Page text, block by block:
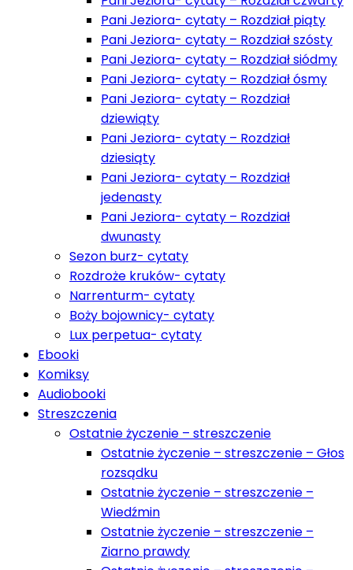
Pani Jeziora- cytaty – Rozdział piąty
Pani Jeziora- cytaty – Rozdział szósty
Pani Jeziora- cytaty – Rozdział siódmy
Pani Jeziora- cytaty – Rozdział ósmy
Pani Jeziora- cytaty – Rozdział
dziewiąty
Pani Jeziora- cytaty – Rozdział
dziesiąty
Pani Jeziora- cytaty – Rozdział
jedenasty
Pani Jeziora- cytaty – Rozdział
dwunasty
Sezon burz- cytaty
Rozdroże kruków- cytaty
Narrenturm- cytaty
Boży bojownicy- cytaty
Lux perpetua- cytaty
Ebooki
Komiksy
Audiobooki
Streszczenia
Ostatnie życzenie – streszczenie
Ostatnie życzenie – streszczenie – Głos
rozsądku
Ostatnie życzenie – streszczenie –
Wiedźmin
Ostatnie życzenie – streszczenie –
Ziarno prawdy